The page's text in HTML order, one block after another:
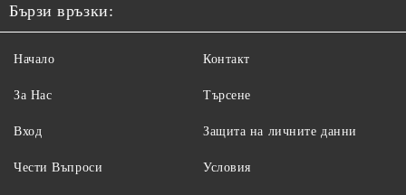
Бързи връзки:
Начало
За Нас
Вход
Чести Въпроси
Контакт
Търсене
Защита на личните данни
Условия